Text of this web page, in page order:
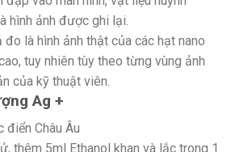
hình ảnh được ghi lại.
là hình ảnh thật của các hạt nano
tuy nhiên tùy theo từng vùng ảnh
của kỹ thuật viên.
Ag +
điển Châu Âu
thêm 5ml Ethanol khan và lắc trong 1